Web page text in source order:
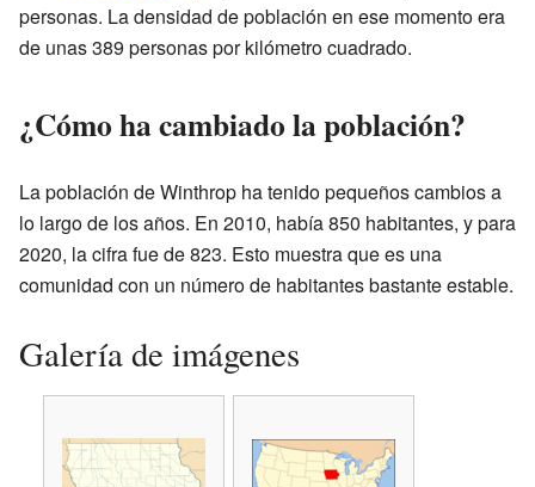
personas. La densidad de población en ese momento era
de unas 389 personas por kilómetro cuadrado.
¿Cómo ha cambiado la población?
La población de Winthrop ha tenido pequeños cambios a
lo largo de los años. En 2010, había 850 habitantes, y para
2020, la cifra fue de 823. Esto muestra que es una
comunidad con un número de habitantes bastante estable.
Galería de imágenes